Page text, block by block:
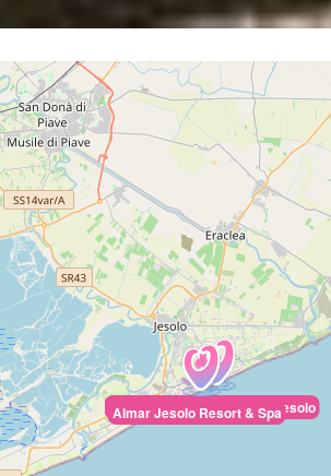
Almar Jesolo Resort & Spa
Falkensteiner Hotel & Spa Jesolo